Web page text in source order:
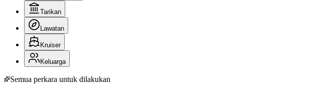
Tarikan
Lawatan
Kruiser
Keluarga
Semua perkara untuk dilakukan